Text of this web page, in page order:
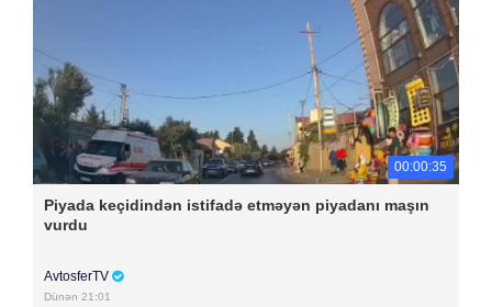
00:00:35
Piyada keçidindən istifadə etməyən piyadanı maşın
vurdu
AvtosferTV
Dünən 21:01